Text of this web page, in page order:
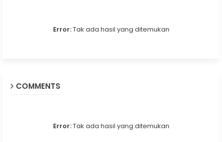
Error:Tak ada hasil yang ditemukan
COMMENTS
Error:Tak ada hasil yang ditemukan